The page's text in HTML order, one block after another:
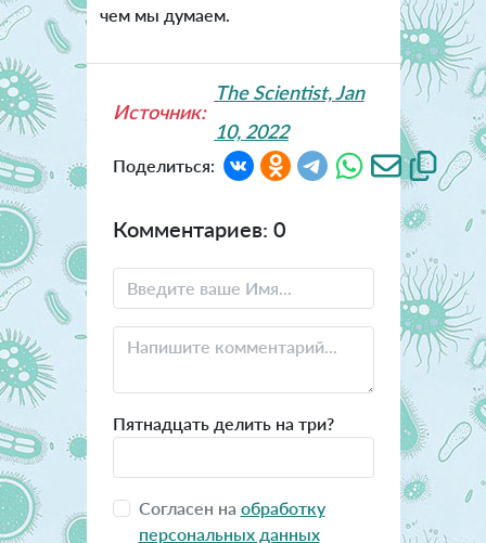
чем мы думаем.
Источник:
The Scientist, Jan
10, 2022
Поделиться:
Комментариев: 0
Пятнадцать делить на три?
Согласен на обработку
персональных данных